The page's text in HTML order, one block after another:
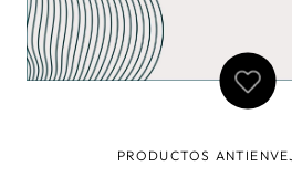
PRODUCTOS